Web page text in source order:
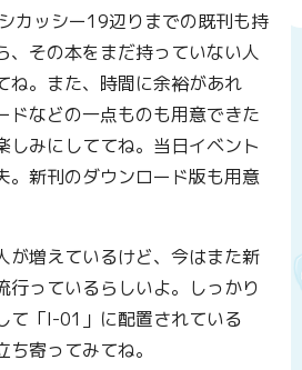
カッシー19辺りまでの既刊も持
、その本をまだ持っていない人
ね。また、時間に余裕があれ
ドなどの一点ものも用意できた
しみにしててね。当日イベント
。新刊のダウンロード版も用意
が増えているけど、今はまた新
行っているらしいよ。しっかり
て「I-01」に配置されている
ち寄ってみてね。